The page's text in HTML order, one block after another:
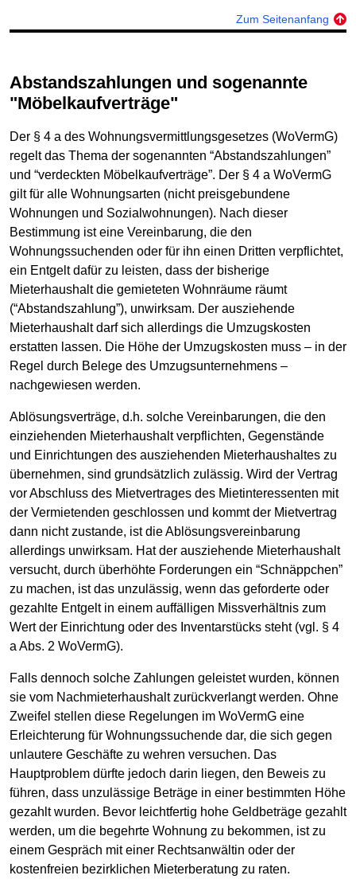
Zum Seitenanfang
Abstandszahlungen und sogenannte
"Möbelkaufverträge"
Der § 4 a des Wohnungsvermittlungsgesetzes (WoVermG)
regelt das Thema der sogenannten “Abstandszahlungen”
und “verdeckten Möbelkaufverträge”. Der § 4 a WoVermG
gilt für alle Wohnungsarten (nicht preisgebundene
Wohnungen und Sozialwohnungen). Nach dieser
Bestimmung ist eine Vereinbarung, die den
Wohnungssuchenden oder für ihn einen Dritten verpflichtet,
ein Entgelt dafür zu leisten, dass der bisherige
Mieterhaushalt die gemieteten Wohnräume räumt
(“Abstandszahlung”), unwirksam. Der ausziehende
Mieterhaushalt darf sich allerdings die Umzugskosten
erstatten lassen. Die Höhe der Umzugskosten muss – in der
Regel durch Belege des Umzugsunternehmens –
nachgewiesen werden.
Ablösungsverträge, d.h. solche Vereinbarungen, die den
einziehenden Mieterhaushalt verpflichten, Gegenstände
und Einrichtungen des ausziehenden Mieterhaushaltes zu
übernehmen, sind grundsätzlich zulässig. Wird der Vertrag
vor Abschluss des Mietvertrages des Mietinteressenten mit
der Vermietenden geschlossen und kommt der Mietvertrag
dann nicht zustande, ist die Ablösungsvereinbarung
allerdings unwirksam. Hat der ausziehende Mieterhaushalt
versucht, durch überhöhte Forderungen ein “Schnäppchen”
zu machen, ist das unzulässig, wenn das geforderte oder
gezahlte Entgelt in einem auffälligen Missverhältnis zum
Wert der Einrichtung oder des Inventarstücks steht (vgl. § 4
a Abs. 2 WoVermG).
Falls dennoch solche Zahlungen geleistet wurden, können
sie vom Nachmieterhaushalt zurückverlangt werden. Ohne
Zweifel stellen diese Regelungen im WoVermG eine
Erleichterung für Wohnungssuchende dar, die sich gegen
unlautere Geschäfte zu wehren versuchen. Das
Hauptproblem dürfte jedoch darin liegen, den Beweis zu
führen, dass unzulässige Beträge in einer bestimmten Höhe
gezahlt wurden. Bevor leichtfertig hohe Geldbeträge gezahlt
werden, um die begehrte Wohnung zu bekommen, ist zu
einem Gespräch mit einer Rechtsanwältin oder der
kostenfreien bezirklichen Mieterberatung zu raten.